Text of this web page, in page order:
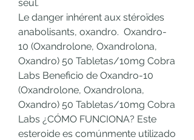
seul.
Le danger inhérent aux stéroïdes
anabolisants, oxandro.  Oxandro-
10 (Oxandrolone, Oxandrolona,
Oxandro) 50 Tabletas/10mg Cobra
Labs Beneficio de Oxandro-10
(Oxandrolone, Oxandrolona,
Oxandro) 50 Tabletas/10mg Cobra
Labs ¿CÓMO FUNCIONA? Este
esteroide es comúnmente utilizado